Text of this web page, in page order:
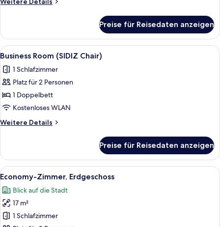
Family
Preise für Reisedaten anzeigen
Alle
Fotos
für
Business
Room
(SIDIZ
Chair)
anzeigen
Ein Hotelzimmer mit einem Bett,
12
Business Room (SIDIZ Chair)
1 Schlafzimmer
Platz für 2 Personen
1 Doppelbett
Kostenloses WLAN
Weitere Details
Weitere
Room
(SIDIZ
Chair)
Preise für Reisedaten anzeigen
Alle
Fotos
für
Economy-
Zimmer,
Hochwertige Bettwaren, Pillowtop-
1
Economy-Zimmer, Erdgeschoss
Blick auf die Stadt
17 m²
1 Schlafzimmer